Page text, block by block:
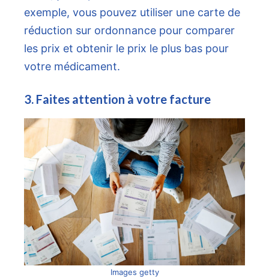
exemple, vous pouvez utiliser une carte de
réduction sur ordonnance pour comparer
les prix et obtenir le prix le plus bas pour
votre médicament.
3. Faites attention à votre facture
Images getty